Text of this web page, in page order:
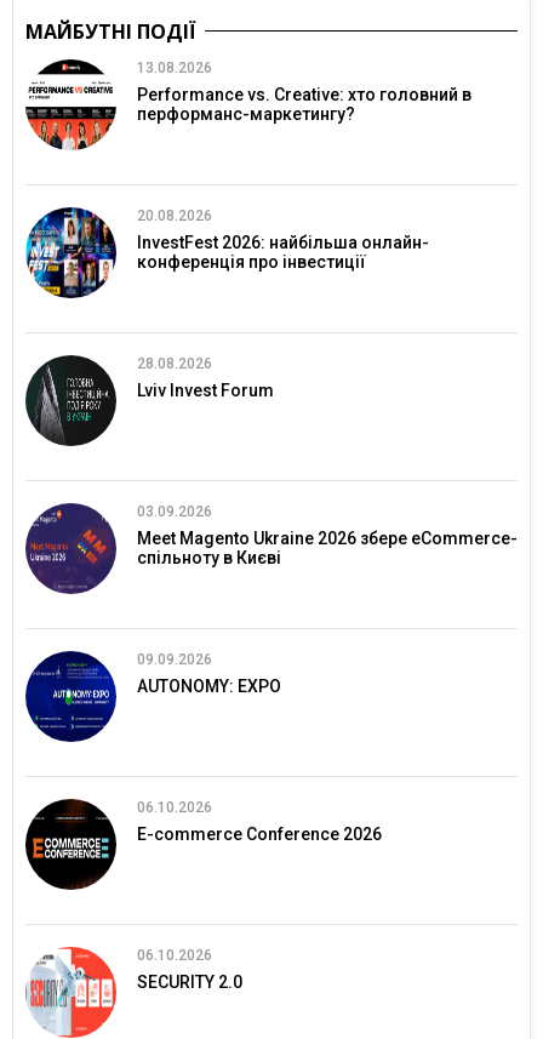
МАЙБУТНІ ПОДІЇ
13.08.2026
Performance vs. Creative: хто головний в
перформанс-маркетингу?
20.08.2026
InvestFest 2026: найбільша онлайн-
конференція про інвестиції
28.08.2026
Lviv Invest Forum
03.09.2026
Meet Magento Ukraine 2026 збере eCommerce-
спільноту в Києві
09.09.2026
AUTONOMY: EXPO
06.10.2026
E-commerce Conference 2026
06.10.2026
SECURITY 2.0